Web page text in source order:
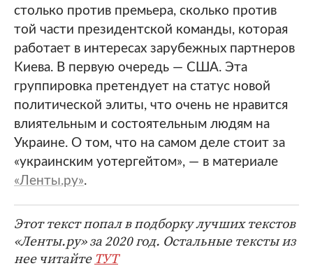
столько против премьера, сколько против
той части президентской команды, которая
работает в интересах зарубежных партнеров
Киева. В первую очередь — США. Эта
группировка претендует на статус новой
политической элиты, что очень не нравится
влиятельным и состоятельным людям на
Украине. О том, что на самом деле стоит за
«украинским уотергейтом», — в материале
«Ленты.ру».
Этот текст попал в подборку лучших текстов
«Ленты.ру» за 2020 год. Остальные тексты из
нее читайтеТУТ